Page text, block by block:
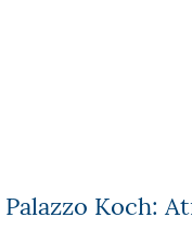
Palazzo Koch: